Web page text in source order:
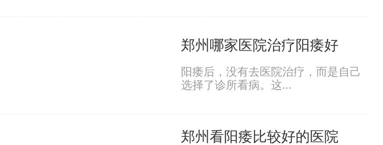
郑州哪家医院治疗阳痿好
阳痿后，没有去医院治疗，而是自己
选择了诊所看病。这...
郑州看阳痿比较好的医院